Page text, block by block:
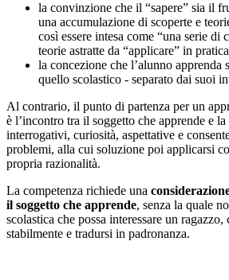
la convinzione che il “sapere” sia il
una accumulazione di scoperte e
così essere intesa come “una serie di
teorie astratte da “applicare” in
la concezione che l’alunno apprenda
quello scolastico - separato dai suoi
Al contrario, il punto di partenza per un
è l’incontro tra il soggetto che apprende e
interrogativi, curiosità, aspettative e
problemi, alla cui soluzione poi applicarsi
propria razionalità.
La competenza richiede una
il soggetto che apprende, senza la quale
scolastica che possa interessare un ragazzo,
stabilmente e tradursi in padronanza.